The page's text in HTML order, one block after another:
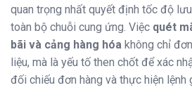
quan trọng nhất quyết định tốc độ
toàn bộ chuỗi cung ứng. Việc quét
bãi và cảng hàng hóa không chỉ
liệu, mà là yếu tố then chốt để xác
đối chiếu đơn hàng và thực hiện lệnh